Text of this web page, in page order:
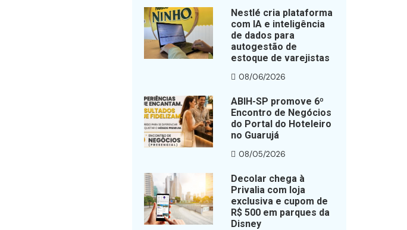
Nestlé cria plataforma
com IA e inteligência
de dados para
autogestão de
estoque de varejistas
08/06/2026
ABIH-SP promove 6º
Encontro de Negócios
do Portal do Hoteleiro
no Guarujá
08/05/2026
Decolar chega à
Privalia com loja
exclusiva e cupom de
R$ 500 em parques da
Disney